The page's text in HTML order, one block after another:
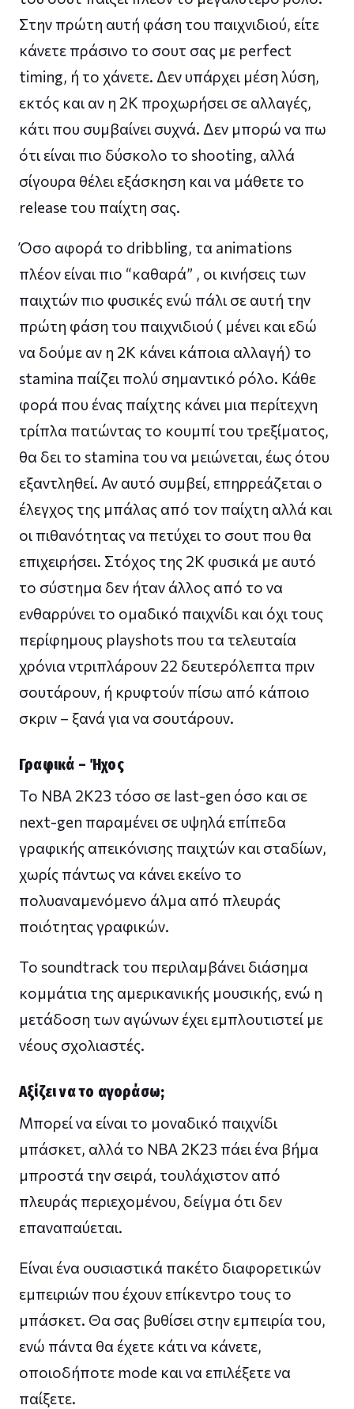
Στην πρώτη αυτή φάση του παιχνιδιού, είτε
κάνετε πράσινο το σουτ σας με perfect
timing, ή το χάνετε. Δεν υπάρχει μέση λύση,
εκτός και αν η 2K προχωρήσει σε αλλαγές,
κάτι που συμβαίνει συχνά. Δεν μπορώ να πω
ότι είναι πιο δύσκολο το shooting, αλλά
σίγουρα θέλει εξάσκηση και να μάθετε το
release του παίχτη σας.
Όσο αφορά το dribbling, τα animations
πλέον είναι πιο “καθαρά” , οι κινήσεις των
παιχτών πιο φυσικές ενώ πάλι σε αυτή την
πρώτη φάση του παιχνιδιού ( μένει και εδώ
να δούμε αν η 2K κάνει κάποια αλλαγή) το
stamina παίζει πολύ σημαντικό ρόλο. Κάθε
φορά που ένας παίχτης κάνει μια περίτεχνη
τρίπλα πατώντας το κουμπί του τρεξίματος,
θα δει το stamina του να μειώνεται, έως ότου
εξαντληθεί. Αν αυτό συμβεί, επηρρεάζεται ο
έλεγχος της μπάλας από τον παίχτη αλλά και
οι πιθανότητας να πετύχει το σουτ που θα
επιχειρήσει. Στόχος της 2Κ φυσικά με αυτό
το σύστημα δεν ήταν άλλος από το να
ενθαρρύνει το ομαδικό παιχνίδι και όχι τους
περίφημους playshots που τα τελευταία
χρόνια ντριπλάρουν 22 δευτερόλεπτα πριν
σουτάρουν, ή κρυφτούν πίσω από κάποιο
σκριν – ξανά για να σουτάρουν.
Γραφικά – Ήχος
Το NBA 2K23 τόσο σε last-gen όσο και σε
next-gen παραμένει σε υψηλά επίπεδα
γραφικής απεικόνισης παιχτών και σταδίων,
χωρίς πάντως να κάνει εκείνο το
πολυαναμενόμενο άλμα από πλευράς
ποιότητας γραφικών.
Το soundtrack του περιλαμβάνει διάσημα
κομμάτια της αμερικανικής μουσικής, ενώ η
μετάδοση των αγώνων έχει εμπλουτιστεί με
νέους σχολιαστές.
Αξίζει να το αγοράσω;
Μπορεί να είναι το μοναδικό παιχνίδι
μπάσκετ, αλλά το NBA 2K23 πάει ένα βήμα
μπροστά την σειρά, τουλάχιστον από
πλευράς περιεχομένου, δείγμα ότι δεν
επαναπαύεται.
Είναι ένα ουσιαστικά πακέτο διαφορετικών
εμπειριών που έχουν επίκεντρο τους το
μπάσκετ. Θα σας βυθίσει στην εμπειρία του,
ενώ πάντα θα έχετε κάτι να κάνετε,
οποιοδήποτε mode και να επιλέξετε να
παίξετε.